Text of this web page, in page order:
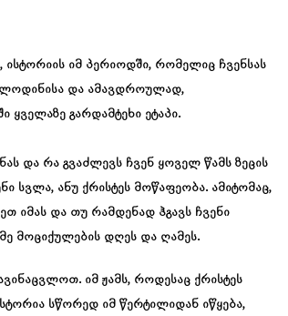
იმ პერიოდში, რომელიც ჩვენსას
და ამავდროულად,
ყველაზე გარდამტეხი ეტაპი.
და რა გვაძლევს ჩვენ ყოველ წამს ზეცის
სვლა, ანუ ქრისტეს მოწაფეობა. ამიტომაც,
იმას და თუ რამდენად ჰგავს ჩვენი
მოციქულების დღეს და ღამეს.
იმ ჟამს, როდესაც ქრისტეს
სწორედ იმ წერტილიდან იწყება,